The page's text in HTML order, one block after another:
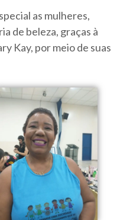
as mulheres,
de beleza, graças à
Kay, por meio de suas